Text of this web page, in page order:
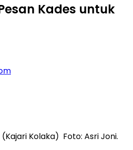
Kades untuk
(Kajari Kolaka) Foto: Asri Joni.